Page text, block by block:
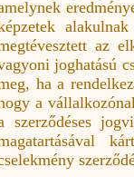
az
joghatású
ha a
a
szerződéses